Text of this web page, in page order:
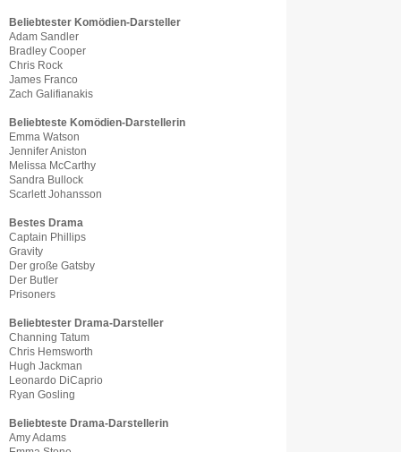
Beliebtester Komödien-Darsteller
Adam Sandler
Bradley Cooper
Chris Rock
James Franco
Zach Galifianakis
Beliebteste Komödien-Darstellerin
Emma Watson
Jennifer Aniston
Melissa McCarthy
Sandra Bullock
Scarlett Johansson
Bestes Drama
Captain Phillips
Gravity
Der große Gatsby
Der Butler
Prisoners
Beliebtester Drama-Darsteller
Channing Tatum
Chris Hemsworth
Hugh Jackman
Leonardo DiCaprio
Ryan Gosling
Beliebteste Drama-Darstellerin
Amy Adams